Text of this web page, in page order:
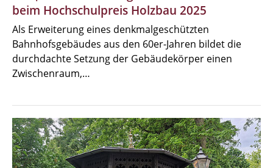
beim Hochschulpreis Holzbau 2025
Als Erweiterung eines denkmalgeschützten
Bahnhofsgebäudes aus den 60er-Jahren bildet die
durchdachte Setzung der Gebäudekörper einen
Zwischenraum,…